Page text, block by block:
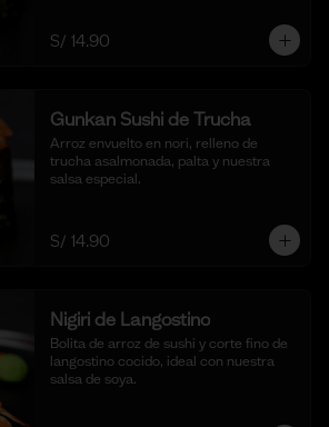
S/ 14.90
Gunkan Sushi de Trucha
Arroz envuelto en nori, relleno de
trucha asalmonada, palta y nuestra
salsa especial.
S/ 14.90
Nigiri de Langostino
Bolita de arroz de sushi y corte fino de
langostino cocido, ideal con nuestra
salsa de soya.